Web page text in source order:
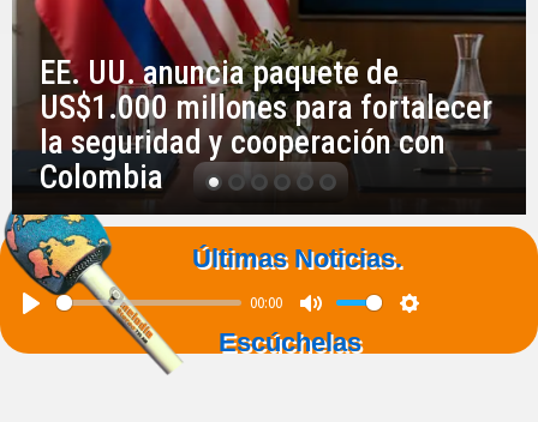
EE. UU. anuncia paquete de
US$1.000 millones para fortalecer
la seguridad y cooperación con
Colombia
Últimas Noticias.
Play 00:00 Mute Settings
Escúchelas